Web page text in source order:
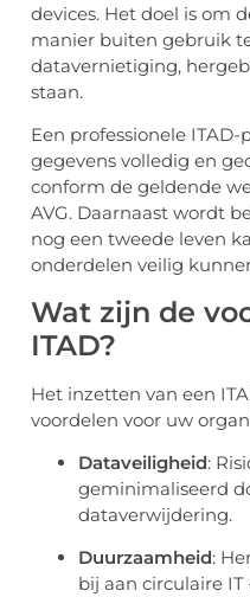
devices. Het doel is om
manier buiten gebruik
datavernietiging,
staan.
Een professionele
gegevens volledig en
conform de geldende
AVG. Daarnaast wordt
nog een tweede leven
onderdelen veilig
Wat zijn de
ITAD?
Het inzetten van een
voordelen voor uw
Dataveiligheid:
geminimaliseerd
dataverwijdering.
Duurzaamheid:
bij aan circulaire